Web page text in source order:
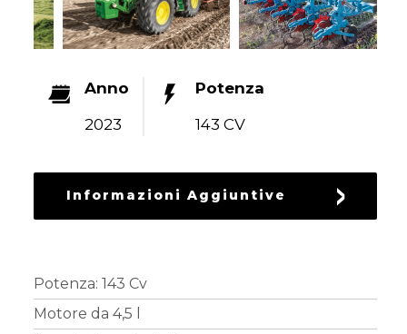
CONTATTI
Anno
2023
Potenza
143 CV
Informazioni Aggiuntive
Potenza: 143 Cv
Motore da 4,5 l
RICAMBI